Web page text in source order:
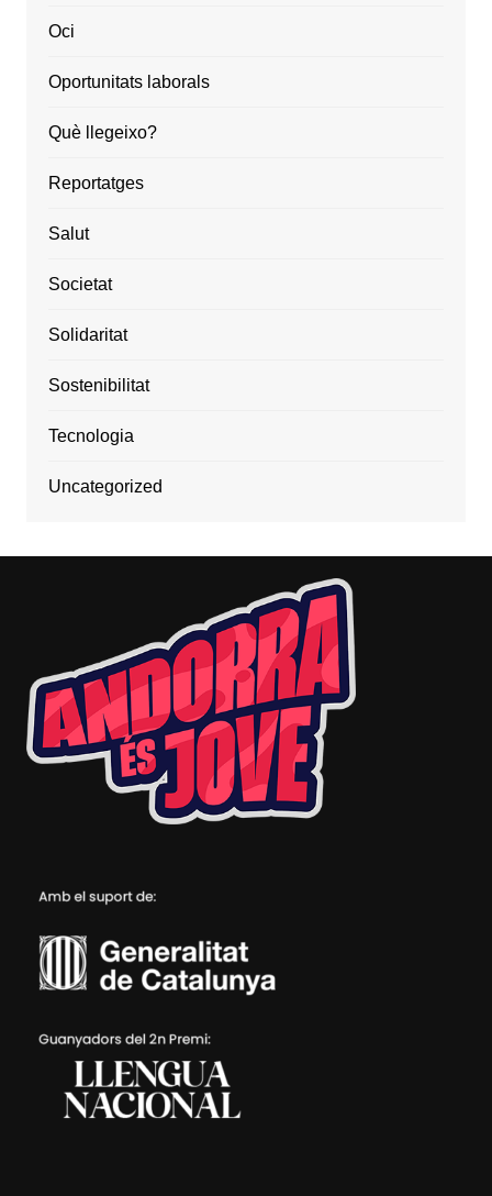
Oci
Oportunitats laborals
Què llegeixo?
Reportatges
Salut
Societat
Solidaritat
Sostenibilitat
Tecnologia
Uncategorized